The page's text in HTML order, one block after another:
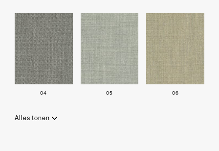
04 05 06
Alles tonen